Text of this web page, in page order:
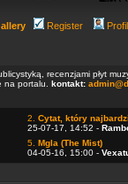
Register
recenzjami płyt
na portalu. kontakt:
2. Cytat, który
25-07-17, 14:52 -
5. Mgla (The Mist)
04-05-16, 15:00 -